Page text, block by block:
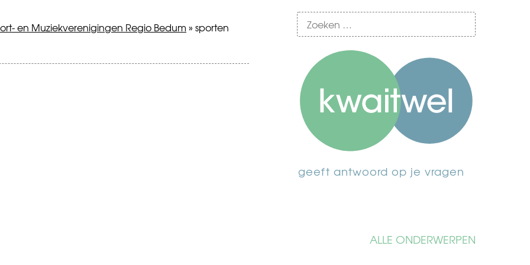
geeft antwoord op je vragen
ALLE ONDERWERPEN
en Muziekverenigingen Regio Bedum » sporten